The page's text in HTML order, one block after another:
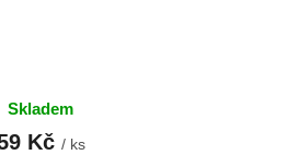
Skladem
Kč / ks